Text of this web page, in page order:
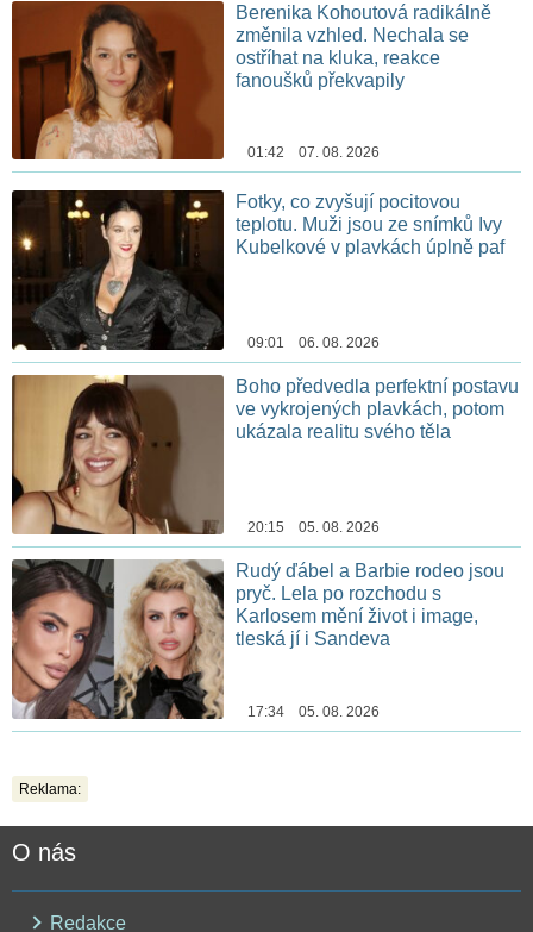
Berenika Kohoutová radikálně
změnila vzhled. Nechala se
ostříhat na kluka, reakce
fanoušků překvapily
01:42 07. 08. 2026
Fotky, co zvyšují pocitovou
teplotu. Muži jsou ze snímků Ivy
Kubelkové v plavkách úplně paf
09:01 06. 08. 2026
Boho předvedla perfektní postavu
ve vykrojených plavkách, potom
ukázala realitu svého těla
20:15 05. 08. 2026
Rudý ďábel a Barbie rodeo jsou
pryč. Lela po rozchodu s
Karlosem mění život i image,
tleská jí i Sandeva
17:34 05. 08. 2026
Reklama:
O nás
Redakce